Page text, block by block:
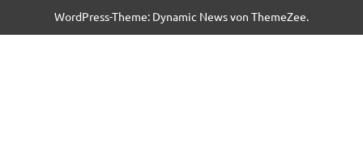
WordPress-Theme: Dynamic News von ThemeZee.